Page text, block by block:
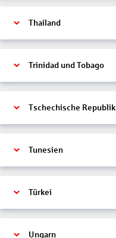
Thailand
Trinidad und Tobago
Tschechische Republik
Tunesien
Türkei
Ungarn